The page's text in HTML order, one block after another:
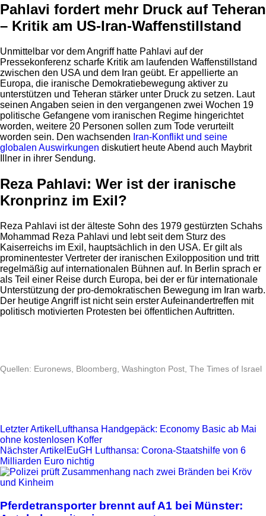
Pahlavi fordert mehr Druck auf Teheran
– Kritik am US-Iran-Waffenstillstand
Unmittelbar vor dem Angriff hatte Pahlavi auf der
Pressekonferenz scharfe Kritik am laufenden Waffenstillstand
zwischen den USA und dem Iran geübt. Er appellierte an
Europa, die iranische Demokratiebewegung aktiver zu
unterstützen und Teheran stärker unter Druck zu setzen. Laut
seinen Angaben seien in den vergangenen zwei Wochen 19
politische Gefangene vom iranischen Regime hingerichtet
worden, weitere 20 Personen sollen zum Tode verurteilt
worden sein. Den wachsenden Iran-Konflikt und seine
globalen Auswirkungen diskutiert heute Abend auch Maybrit
Illner in ihrer Sendung.
Reza Pahlavi: Wer ist der iranische
Kronprinz im Exil?
Reza Pahlavi ist der älteste Sohn des 1979 gestürzten Schahs
Mohammad Reza Pahlavi und lebt seit dem Sturz des
Kaiserreichs im Exil, hauptsächlich in den USA. Er gilt als
prominentester Vertreter der iranischen Exilopposition und tritt
regelmäßig auf internationalen Bühnen auf. In Berlin sprach er
als Teil einer Reise durch Europa, bei der er für internationale
Unterstützung der pro-demokratischen Bewegung im Iran warb.
Der heutige Angriff ist nicht sein erster Aufeinandertreffen mit
politisch motivierten Protesten bei öffentlichen Auftritten.
Quellen: Euronews, Bloomberg, Washington Post, The Times of Israel
Letzter Artikel Lufthansa Handgepäck: Economy Basic ab Mai
ohne kostenlosen Koffer
Nächster Artikel EuGH Lufthansa: Corona-Staatshilfe von 6
Milliarden Euro nichtig
Pferdetransporter brennt auf A1 bei Münster: